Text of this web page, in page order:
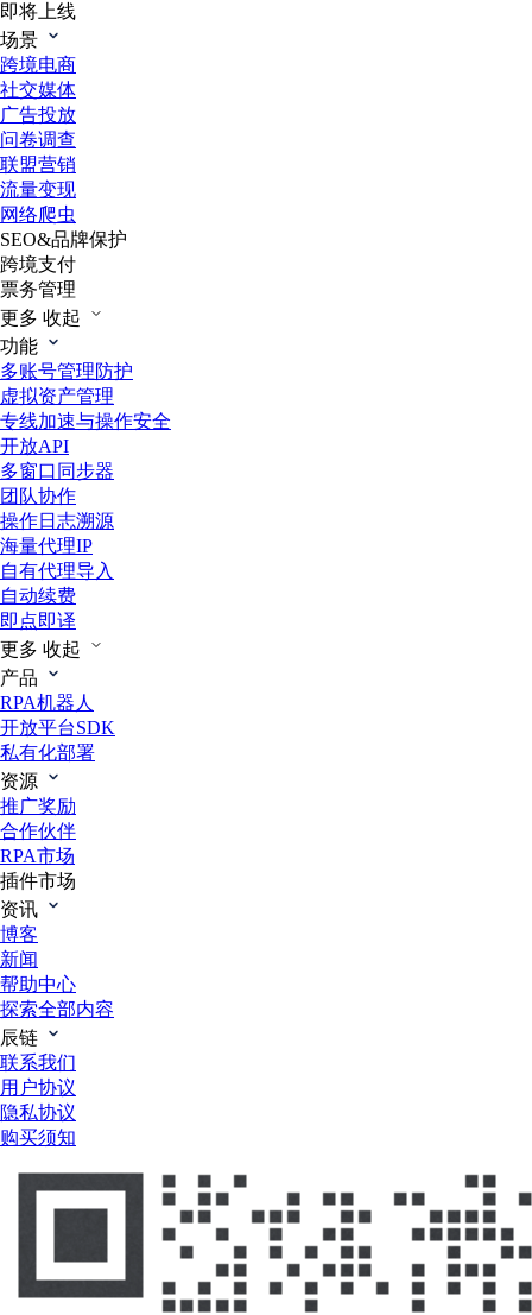
即将上线
场景
跨境电商
社交媒体
广告投放
问卷调查
联盟营销
流量变现
网络爬虫
SEO&品牌保护
跨境支付
票务管理
更多 收起
功能
多账号管理防护
虚拟资产管理
专线加速与操作安全
开放API
多窗口同步器
团队协作
操作日志溯源
海量代理IP
自有代理导入
自动续费
即点即译
更多 收起
产品
RPA机器人
开放平台SDK
私有化部署
资源
推广奖励
合作伙伴
RPA市场
插件市场
资讯
博客
新闻
帮助中心
探索全部内容
辰链
联系我们
用户协议
隐私协议
购买须知